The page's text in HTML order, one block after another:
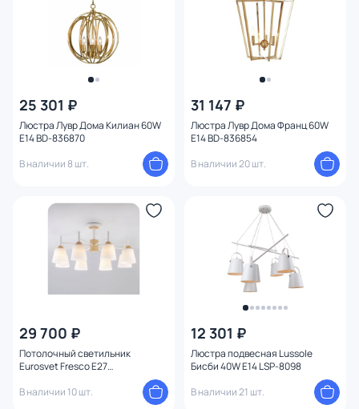
25 301 ₽
Люстра Лувр Дома Килиан 60W
E14 BD-836870
В наличии 8 шт.
31 147 ₽
Люстра Лувр Дома Франц 60W
E14 BD-836854
В наличии 20 шт.
29 700 ₽
Потолочный светильник
Eurosvet Fresco E27
В наличии 10 шт.
12 301 ₽
Люстра подвесная Lussole
Бисби 40W E14 LSP-8098
В наличии 21 шт.
Форма плафона
Количество плафонов
Оформление
Функции
Степень пыле-влагозащиты
Конструкция
Мощность ламп